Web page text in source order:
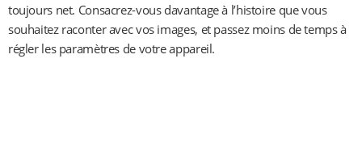
toujours net. Consacrez-vous davantage à l’histoire que vous
souhaitez raconter avec vos images, et passez moins de temps à
régler les paramètres de votre appareil.